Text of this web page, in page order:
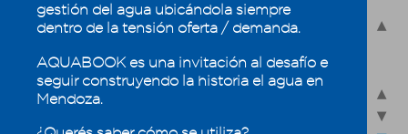
4.1 - Usos del agua en Mendoza
4.1.2 - Demandas de uso
4.1.3 - Usos prioritarios
gestión del agua ubicándola siempre
dentro de la tensión oferta / demanda.
AQUABOOK es una invitación al desafío e
seguir construyendo la historia el agua en
Mendoza.